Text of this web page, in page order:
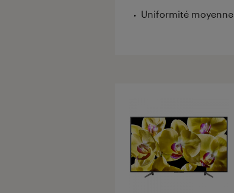
Uniformité moyenne